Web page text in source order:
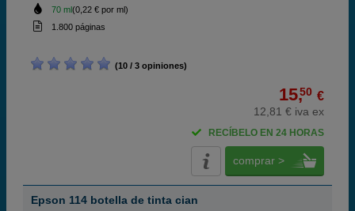
70 ml(0,22 € por ml)
1.800 páginas
(10 / 3 opiniones)
15,50 €
12,81 € iva ex
RECÍBELO EN 24 HORAS
comprar >
Epson 114 botella de tinta cian